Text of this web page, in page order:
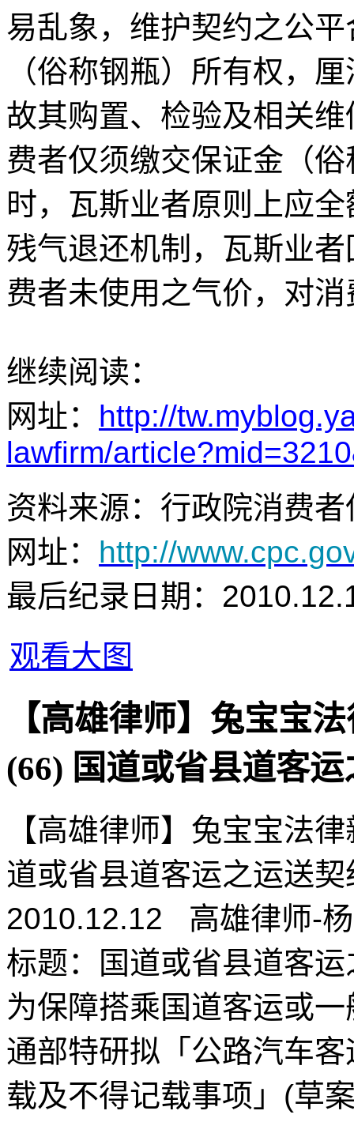
易乱象，维护契约之公
（俗称钢瓶）所有权，
故其购置、检验及相关
费者仅须缴交保证金（
时，瓦斯业者原则上应
残气退还机制，瓦斯业
费者未使用之气价，对
继续阅读：
网址： http://
lawfirm/
资料来源：行政院消费
网址： http://
最后纪录日期：
观看大图
【高雄律师】兔宝宝
(66) 国道或省县道客
【高雄律师】兔宝宝法
道或省县道客运之运送
2010.12.12 高雄律师-
标题：国道或省县道客
为保障搭乘国道客运或
通部特研拟「公路汽车
载及不得记载事项」(草